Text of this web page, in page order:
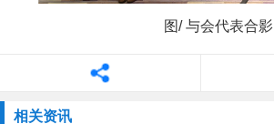
图/ 与会代表合影
相关资讯